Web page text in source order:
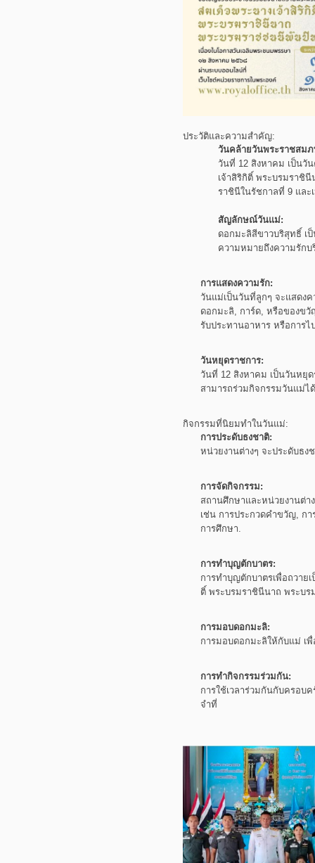
ประวัติและความสำคัญ:
วันคล้ายวันพระราชสม
วันที่ 12 สิงหาคม เป็นวั
เจ้าสิริกิติ์ พระบรมราชิ
ราชินีในรัชกาลที่ 9 และ
สัญลักษณ์วันแม่:
ดอกมะลิสีขาวบริสุทธิ์ เ
ความหมายถึงความรัก
การแสดงความรัก:
วันแม่เป็นวันที่ลูกๆ จะแสดง
ดอกมะลิ, การ์ด, หรือของขวั
รับประทานอาหาร หรือการไ
วันหยุดราชการ:
วันที่ 12 สิงหาคม เป็นวันหยุ
สามารถร่วมกิจกรรมวันแม่ไ
กิจกรรมที่นิยมทำในวันแม่:
การประดับธงชาติ:
หน่วยงานต่างๆ จะประดับธง
การจัดกิจกรรม:
สถานศึกษาและหน่วยงานต่า
เช่น การประกวดคำขวัญ, ก
การศึกษา.
การทำบุญตักบาตร:
การทำบุญตักบาตรเพื่อถวาย
ติ์ พระบรมราชินีนาถ พระบร
การมอบดอกมะลิ:
การมอบดอกมะลิให้กับแม่ เ
การทำกิจกรรมร่วมกัน:
การใช้เวลาร่วมกันกับครอบ
จำที่